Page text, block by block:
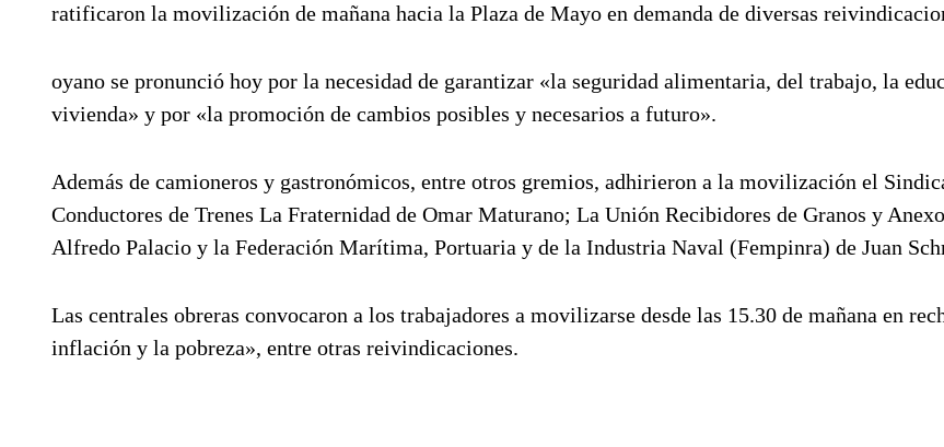
ratificaron la movilización de mañana hacia la Plaza de Mayo en demanda de diversas
oyano se pronunció hoy por la necesidad de garantizar «la seguridad alimentaria, del trabajo, la
vivienda» y por «la promoción de cambios posibles y necesarios a futuro».
Además de camioneros y gastronómicos, entre otros gremios, adhirieron a la movilización el
Conductores de Trenes La Fraternidad de Omar Maturano; La Unión Recibidores de Granos y
Alfredo Palacio y la Federación Marítima, Portuaria y de la Industria Naval (Fempinra) de Juan
Las centrales obreras convocaron a los trabajadores a movilizarse desde las 15.30 de mañana en
inflación y la pobreza», entre otras reivindicaciones.